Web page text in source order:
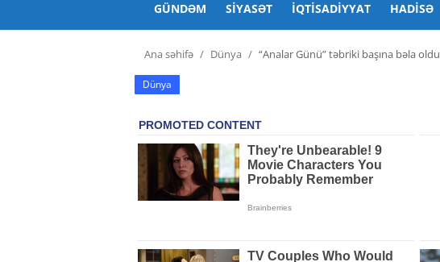
GÜNDƏM SIYASƏT İQTISADIYYAT HADISƏ
Ana səhifə Dünya “Analar Günü” təbriki başına bəla oldu
Dünya